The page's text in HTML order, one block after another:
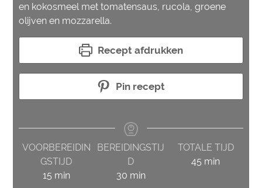
en kokosmeel met tomatensaus, rucola, groene
olijven en mozzarella.
Recept afdrukken
Pin recept
VOORBEREIDIN
GSTIJD
15minuten
min
BEREIDINGSTIJ
D
30minuten
min
TOTALE TIJD
45 minuten
min